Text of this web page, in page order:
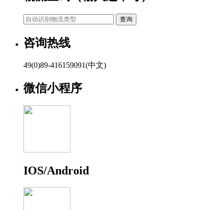
咨询热线
49(0)89-416159091(中文)
微信小程序
IOS/Android